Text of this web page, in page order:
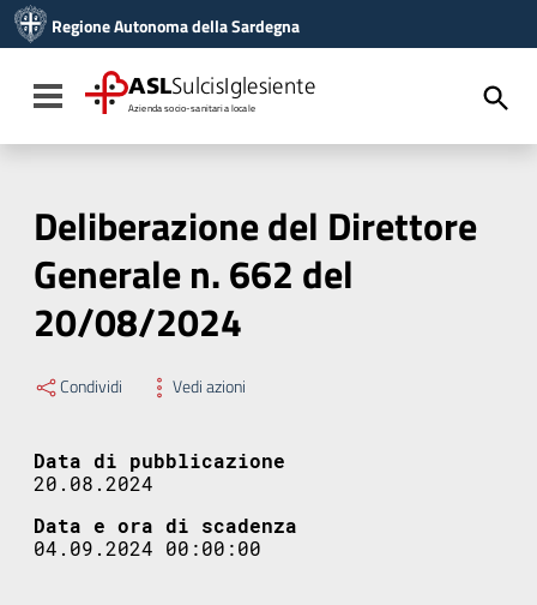
Vai al menu di navigazione
Vai al footer
Regione Autonoma della Sardegna
Toggle navigation
ASLSulcisIglesiente
Azienda socio-sanitaria locale
Deliberazione del Direttore
Generale n. 662 del
20/08/2024
Condividi Vedi azioni
Data di pubblicazione
20.08.2024
Data e ora di scadenza
04.09.2024 00:00:00